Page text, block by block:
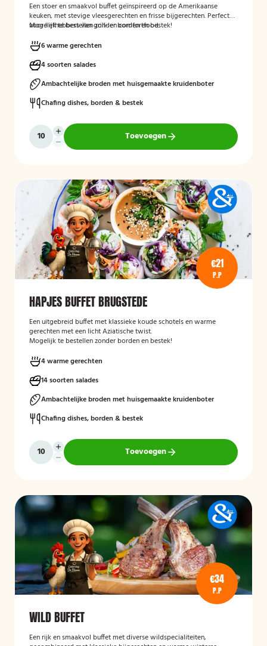
Een stoer en smaakvol buffet geïnspireerd op de Amerikaanse
keuken, met stevige vleesgerechten en frisse bijgerechten. Perfect
voor liefhebbers van grill- en comfortfood.
Mogelijk te bestellen zonder borden en bestek!
6 warme gerechten
4 soorten salades
Ambachtelijke broden met huisgemaakte kruidenboter
Chafing dishes, borden & bestek
Toevoegen
€21
P.P
HAPJES BUFFET BRUGSTEDE
Een uitgebreid buffet met klassieke koude schotels en warme
gerechten met een licht Aziatische twist.
Mogelijk te bestellen zonder borden en bestek!
4 warme gerechten
14 soorten salades
Ambachtelijke broden met huisgemaakte kruidenboter
Chafing dishes, borden & bestek
Toevoegen
€34
P.P
WILD BUFFET
Een rijk en smaakvol buffet met diverse wildspecialiteiten,